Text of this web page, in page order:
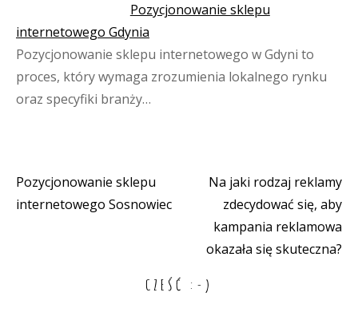
Pozycjonowanie sklepu
internetowego Gdynia
Pozycjonowanie sklepu internetowego w Gdyni to
proces, który wymaga zrozumienia lokalnego rynku
oraz specyfiki branży…
Nawigacja
Pozycjonowanie sklepu
internetowego Sosnowiec
Na jaki rodzaj reklamy
zdecydować się, aby
kampania reklamowa
okazała się skuteczna?
CZEŚĆ :-)